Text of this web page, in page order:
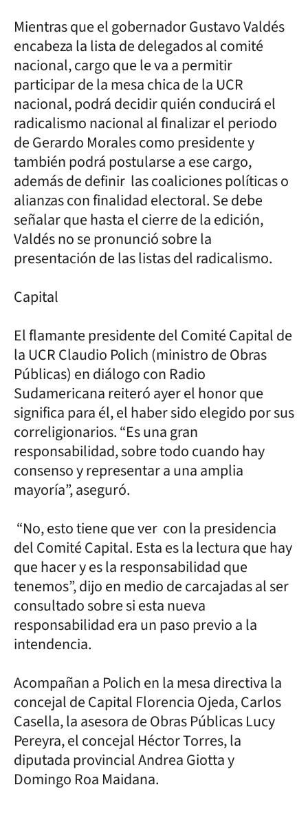
Mientras que el gobernador Gustavo Valdés
encabeza la lista de delegados al comité
nacional, cargo que le va a permitir
participar de la mesa chica de la UCR
nacional, podrá decidir quién conducirá el
radicalismo nacional al finalizar el periodo
de Gerardo Morales como presidente y
también podrá postularse a ese cargo,
además de definir las coaliciones políticas o
alianzas con finalidad electoral. Se debe
señalar que hasta el cierre de la edición,
Valdés no se pronunció sobre la
presentación de las listas del radicalismo.
Capital
El flamante presidente del Comité Capital de
la UCR Claudio Polich (ministro de Obras
Públicas) en diálogo con Radio
Sudamericana reiteró ayer el honor que
significa para él, el haber sido elegido por sus
correligionarios. “Es una gran
responsabilidad, sobre todo cuando hay
consenso y representar a una amplia
mayoría”, aseguró.
“No, esto tiene que ver con la presidencia
del Comité Capital. Esta es la lectura que hay
que hacer y es la responsabilidad que
tenemos”, dijo en medio de carcajadas al ser
consultado sobre si esta nueva
responsabilidad era un paso previo a la
intendencia.
Acompañan a Polich en la mesa directiva la
concejal de Capital Florencia Ojeda, Carlos
Casella, la asesora de Obras Públicas Lucy
Pereyra, el concejal Héctor Torres, la
diputada provincial Andrea Giotta y
Domingo Roa Maidana.